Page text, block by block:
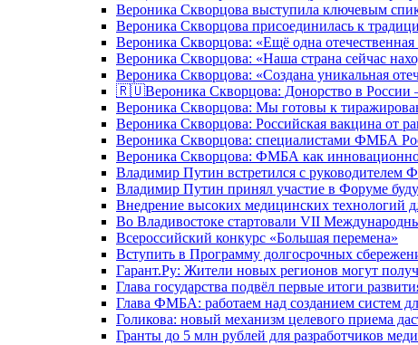
Вероника Скворцова выступила ключевым
Вероника Скворцова присоединилась к
Вероника Скворцова: «Ещё одна
Вероника Скворцова: «Наша страна сейчас
Вероника Скворцова: «Создана уникальная
🇷🇺Вероника Скворцова: Донорство в России –
Вероника Скворцова: Мы готовы к
Вероника Скворцова: Российская вакцина от
Вероника Скворцова: специалистами ФМБА
Вероника Скворцова: ФМБА как
Владимир Путин встретился с руководителем
Владимир Путин принял участие в Форуме
Внедрение высоких медицинских технологий
Во Владивостоке стартовали VII
Всероссийский конкурс «Большая перемена»
Вступить в Программу долгосрочных
Гарант.Ру: Жители новых регионов могут
Глава государства подвёл первые итоги
Глава ФМБА: работаем над созданием систем
Голикова: новый механизм целевого приема
Гранты до 5 млн рублей для разработчиков